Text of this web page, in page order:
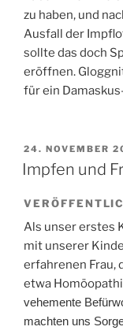
zu haben, und
Ausfall der
sollte das doch
eröffnen.
für ein
AM
24. NOVEMBER
Impfen und
Als unser erstes
mit unserer
erfahrenen Frau,
etwa
vehemente Befü
machten uns